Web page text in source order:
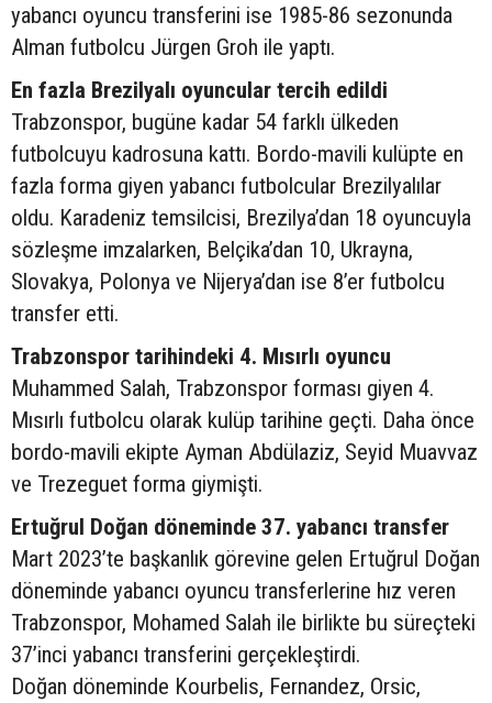
yabancı oyuncu transferini ise 1985-86 sezonunda
Alman futbolcu Jürgen Groh ile yaptı.
En fazla Brezilyalı oyuncular tercih edildi
Trabzonspor, bugüne kadar 54 farklı ülkeden
futbolcuyu kadrosuna kattı. Bordo-mavili kulüpte en
fazla forma giyen yabancı futbolcular Brezilyalılar
oldu. Karadeniz temsilcisi, Brezilya’dan 18 oyuncuyla
sözleşme imzalarken, Belçika’dan 10, Ukrayna,
Slovakya, Polonya ve Nijerya’dan ise 8’er futbolcu
transfer etti.
Trabzonspor tarihindeki 4. Mısırlı oyuncu
Muhammed Salah, Trabzonspor forması giyen 4.
Mısırlı futbolcu olarak kulüp tarihine geçti. Daha önce
bordo-mavili ekipte Ayman Abdülaziz, Seyid Muavvaz
ve Trezeguet forma giymişti.
Ertuğrul Doğan döneminde 37. yabancı transfer
Mart 2023’te başkanlık görevine gelen Ertuğrul Doğan
döneminde yabancı oyuncu transferlerine hız veren
Trabzonspor, Mohamed Salah ile birlikte bu süreçteki
37’inci yabancı transferini gerçekleştirdi.
Doğan döneminde Kourbelis, Fernandez, Orsic,